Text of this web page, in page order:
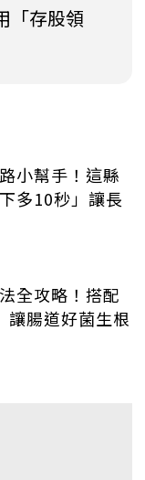
「存股領
小幫手！這縣
多10秒」讓長
全攻略！搭配
讓腸道好菌生根